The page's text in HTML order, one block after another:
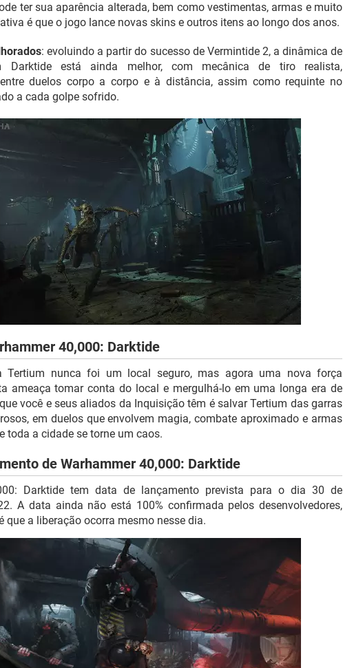
ter sua aparência alterada, bem como vestimentas, armas e muito
é que o jogo lance novas skins e outros itens ao longo dos anos.
: evoluindo a partir do sucesso de Vermintide 2, a dinâmica de
Darktide está ainda melhor, com mecânica de tiro realista,
duelos corpo a corpo e à distância, assim como requinte no
a cada golpe sofrido.
40,000: Darktide
Tertium nunca foi um local seguro, mas agora uma nova força
ameaça tomar conta do local e mergulhá-lo em uma longa era de
você e seus aliados da Inquisição têm é salvar Tertium das garras
em duelos que envolvem magia, combate aproximado e armas
toda a cidade se torne um caos.
de Warhammer 40,000: Darktide
Darktide tem data de lançamento prevista para o dia 30 de
A data ainda não está 100% confirmada pelos desenvolvedores,
que a liberação ocorra mesmo nesse dia.